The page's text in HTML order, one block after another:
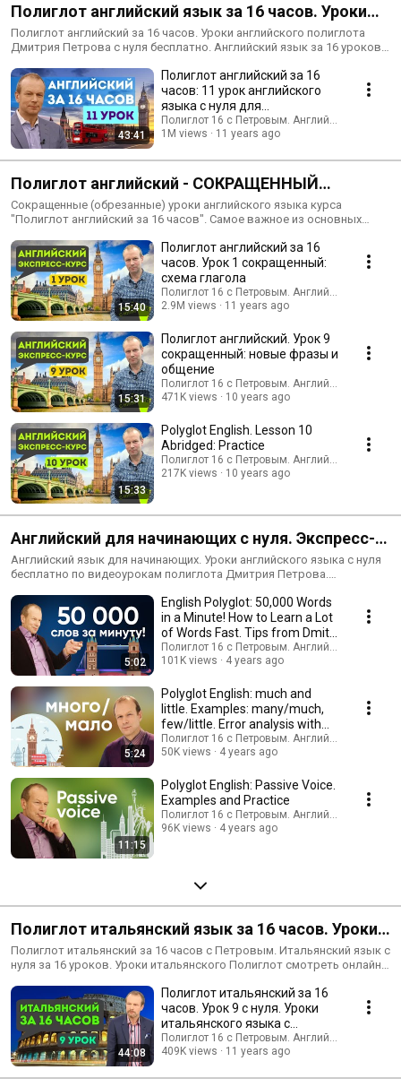
Полиглот английский язык за 16 часов. Уроки
английского с Петровым с нуля для
начинающих бесплатно
Полиглот английский за 16 часов. Уроки английского полиглота
Дмитрия Петрова с нуля бесплатно. Английский язык за 16 уроков
конспекты торрентом. Английский нужен в Великобритании, США,
Канаде, Австралии, странах Европы и Африки. Обязательно
подпишитесь на канал, чтобы выучить иностранный язык легко!
43:41
Полиглот английский за 16
часов: 11 урок английского
языка с нуля для
начинающих с Дмитрием
Петровым
Полиглот 16 с Петровым. Английский,
1M views
11 years ago
Полиглот английский - СОКРАЩЕННЫЙ
(обрезанный) курс с нуля за 16 часов с
Петровым - Уроки английского языка для
начинающих
Сокращенные (обрезанные) уроки английского языка курса
"Полиглот английский за 16 часов". Самое важное из основных
абсолютно бесплатно! За 16 выпусков вы научитесь говорить на
английском легко и просто! Не забудьте подписаться на канал!
15:40
Полиглот английский за 16
часов. Урок 1 сокращенный:
схема глагола
Полиглот 16 с Петровым. Английский,
2.9M views
11 years ago
15:31
Полиглот английский. Урок 9
сокращенный: новые фразы и
общение
Полиглот 16 с Петровым. Английский,
471K views
10 years ago
15:33
Polyglot English. Lesson 10
Abridged: Practice
Полиглот 16 с Петровым. Английский,
217K views
10 years ago
Английский для начинающих с нуля. Экспресс-
уроки "Полиглот 16" по темам: глаголы,
времена, задания
Английский язык для начинающих. Уроки английского языка с нуля
бесплатно по видеоурокам полиглота Дмитрия Петрова.
важная и нужная информация: структура глагола, причастные,
прилагательные.... Всего 10 минут в каждом уроке! Не забудьте
подписаться на канал, чтобы не пропустить новые уроки!
5:02
English Polyglot: 50,000 Words
in a Minute! How to Learn a Lot
of Words Fast. Tips from Dmitry
Pe...
Полиглот 16 с Петровым. Английский,
101K views
4 years ago
5:24
Polyglot English: much and
little. Examples: many/much,
few/little. Error analysis with
Dmitry Pe...
Полиглот 16 с Петровым. Английский,
50K views
4 years ago
11:15
Polyglot English: Passive Voice.
Examples and Practice
Полиглот 16 с Петровым. Английский,
96K views
4 years ago
Полиглот итальянский язык за 16 часов. Уроки
итальянского с Петровым с нуля для
начинающих - смотрите бесплатно
Полиглот итальянский за 16 часов с Петровым. Итальянский язык с
нуля за 16 уроков. Уроки итальянского Полиглот смотреть онлайн.
странах Западной Европы. Обязательно подпишитесь на канал,
чтобы выучить иностранный язык легко!
44:08
Полиглот итальянский за 16
часов. Урок 9 с нуля. Уроки
итальянского языка с
Петровым для начинающих
Полиглот 16 с Петровым. Английский,
409K views
11 years ago